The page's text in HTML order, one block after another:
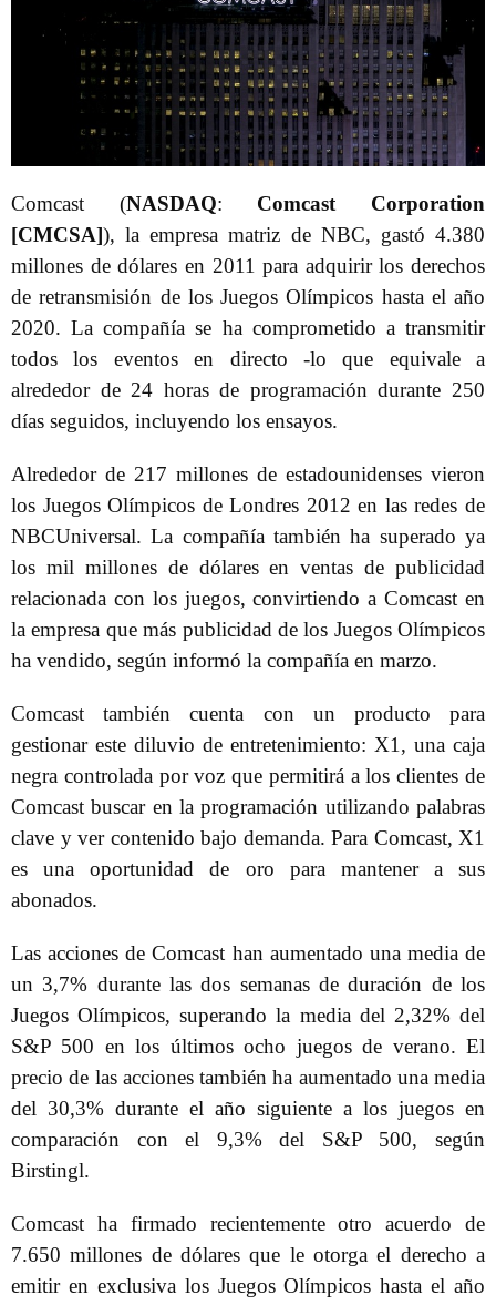
Comcast (NASDAQ: Comcast Corporation
[CMCSA]), la empresa matriz de NBC, gastó 4.380
millones de dólares en 2011 para adquirir los derechos
de retransmisión de los Juegos Olímpicos hasta el año
2020. La compañía se ha comprometido a transmitir
todos los eventos en directo -lo que equivale a
alrededor de 24 horas de programación durante 250
días seguidos, incluyendo los ensayos.
Alrededor de 217 millones de estadounidenses vieron
los Juegos Olímpicos de Londres 2012 en las redes de
NBCUniversal. La compañía también ha superado ya
los mil millones de dólares en ventas de publicidad
relacionada con los juegos, convirtiendo a Comcast en
la empresa que más publicidad de los Juegos Olímpicos
ha vendido, según informó la compañía en marzo.
Comcast también cuenta con un producto para
gestionar este diluvio de entretenimiento: X1, una caja
negra controlada por voz que permitirá a los clientes de
Comcast buscar en la programación utilizando palabras
clave y ver contenido bajo demanda. Para Comcast, X1
es una oportunidad de oro para mantener a sus
abonados.
Las acciones de Comcast han aumentado una media de
un 3,7% durante las dos semanas de duración de los
Juegos Olímpicos, superando la media del 2,32% del
S&P 500 en los últimos ocho juegos de verano. El
precio de las acciones también ha aumentado una media
del 30,3% durante el año siguiente a los juegos en
comparación con el 9,3% del S&P 500, según
Birstingl.
Comcast ha firmado recientemente otro acuerdo de
7.650 millones de dólares que le otorga el derecho a
emitir en exclusiva los Juegos Olímpicos hasta el año